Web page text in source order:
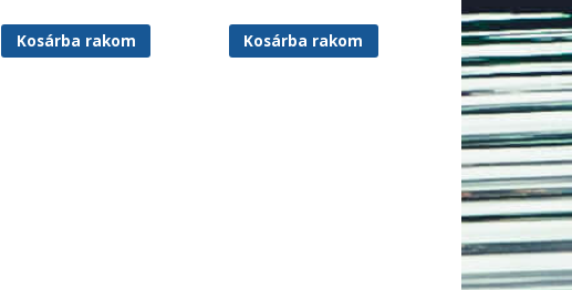
Kosárba rakom Kosárba rakom